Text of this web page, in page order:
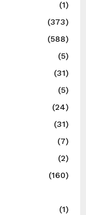
(1)
(373)
(588)
(5)
(31)
(5)
(24)
(31)
(7)
(2)
(160)
(1)